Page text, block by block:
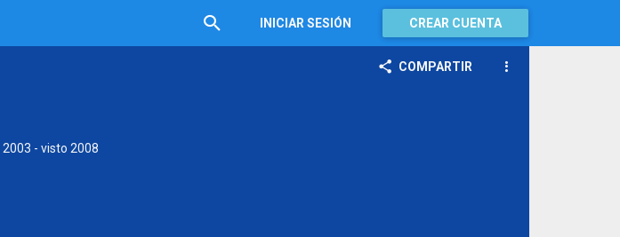
INICIAR SESIÓN CREAR CUENTA
COMPARTIR
2003 - visto 2008